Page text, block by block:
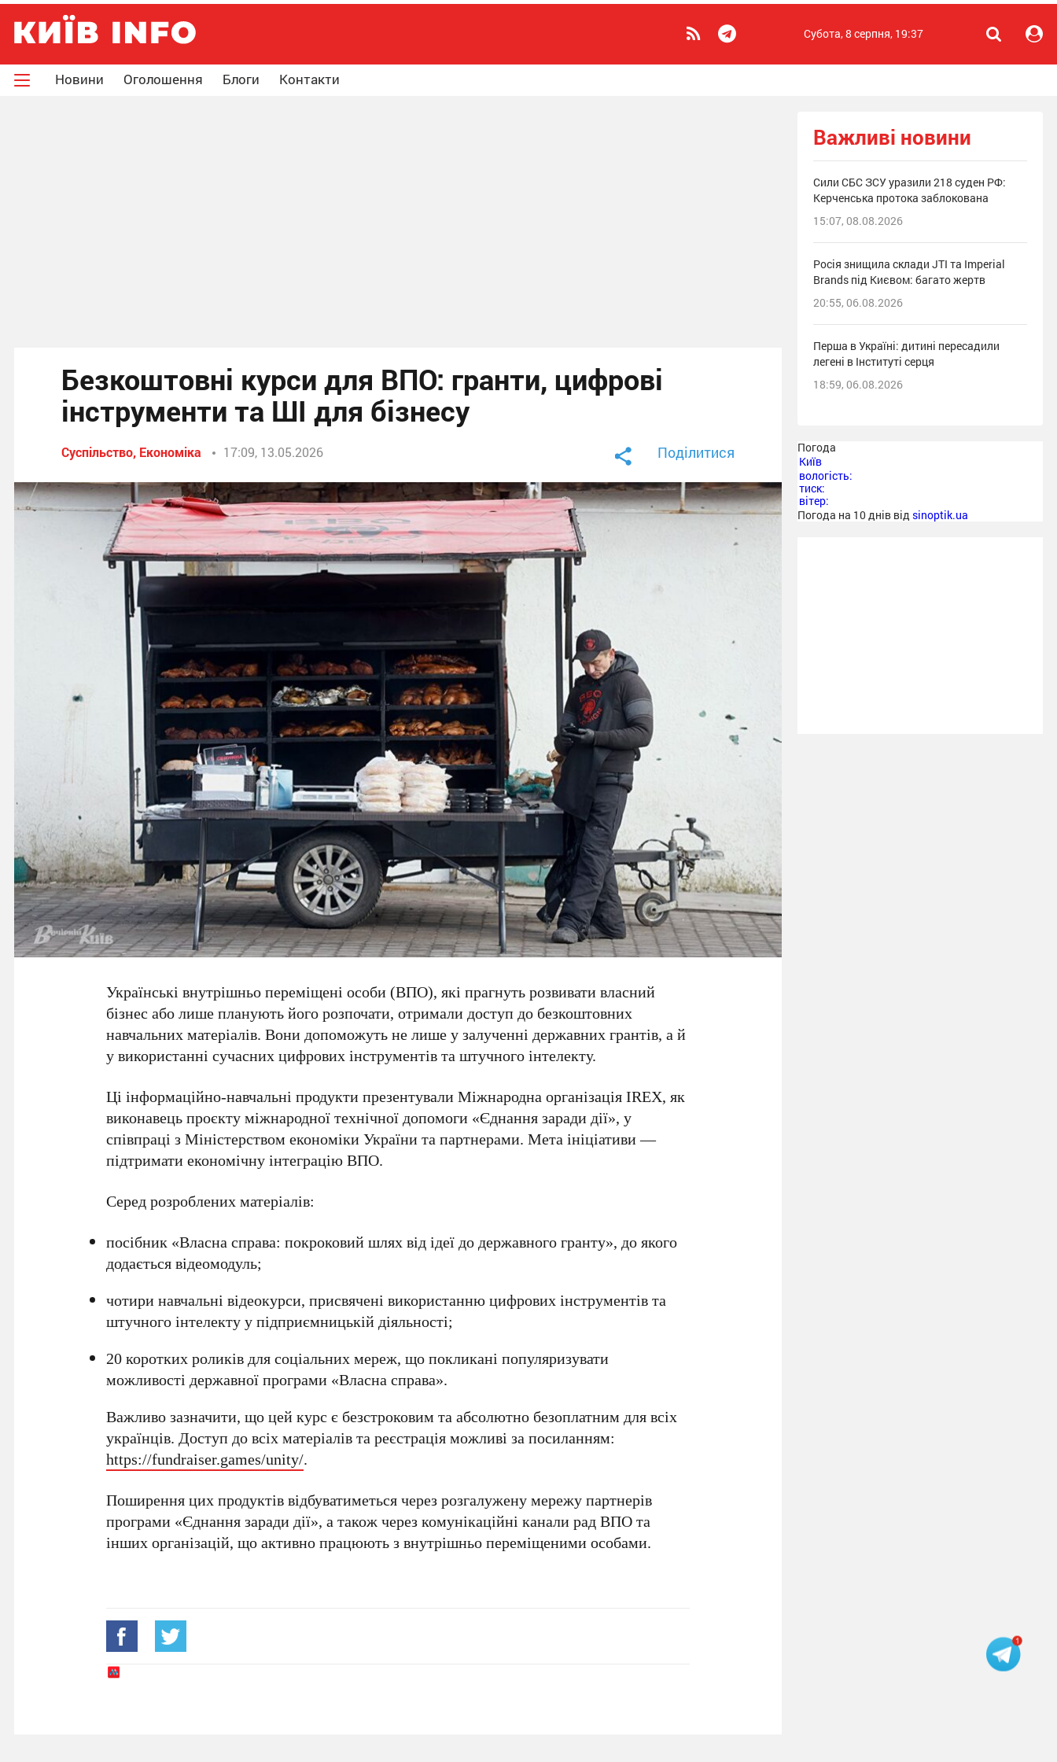
Субота, 8 серпня, 19:37
Новини Оголошення Блоги Контакти
Безкоштовні курси для ВПО: гранти, цифрові
інструменти та ШІ для бізнесу
Суспільство, Економіка 17:09, 13.05.2026 Поділитися
Українськівнутрішньо переміщені особи (ВПО), які прагнуть розвивати власний
бізнес або лише планують його розпочати, отримали доступ до безкоштовних
навчальних матеріалів. Вони допоможуть не лише у залученні державних грантів, а й
у використанні сучасних цифрових інструментів та штучного інтелекту.
Ці інформаційно-навчальні продукти презентувалиМіжнародна організація IREX, як
виконавець проєкту міжнародної технічної допомоги «Єднання заради дії», у
співпраці зМіністерством економіки Українита партнерами. Мета ініціативи —
підтримати економічну інтеграцію ВПО.
Серед розроблених матеріалів:
посібник «Власна справа: покроковий шлях від ідеї до державного гранту», до якого
додається відеомодуль;
чотири навчальні відеокурси, присвячені використаннюцифрових інструментів та
штучного інтелектуу підприємницькій діяльності;
20 коротких роликівдля соціальних мереж, що покликані популяризувати
можливості державної програми «Власна справа».
Важливо зазначити, що цей курс є безстроковим та абсолютно безоплатним для всіх
українців. Доступ до всіх матеріалів та реєстрація можливі за посиланням:
https://fundraiser.games/unity/.
Поширення цих продуктів відбуватиметься через розгалужену мережу партнерів
програми «Єднання заради дії», а також через комунікаційні канали рад ВПО та
інших організацій, що активно працюють з внутрішньо переміщеними особами.
Важливі новини
Сили СБС ЗСУ уразили 218 суден РФ:
Керченська протока заблокована
15:07, 08.08.2026
Росія знищила склади JTI та Imperial
Brands під Києвом: багато жертв
20:55, 06.08.2026
Перша в Україні: дитині пересадили
легені в Інституті серця
18:59, 06.08.2026
Погода
Київ
вологість:
тиск:
вітер:
Погода на 10 днів від sinoptik.ua